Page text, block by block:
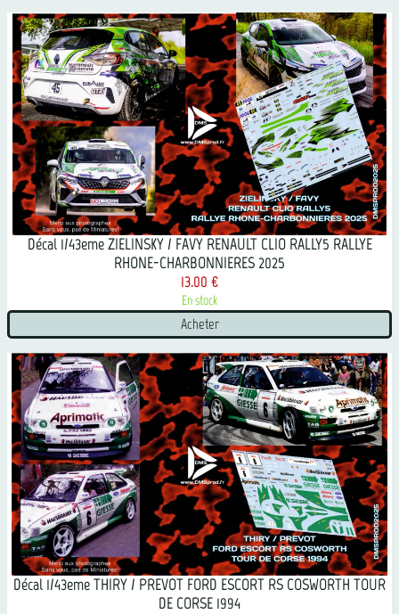
Décal 1/43eme ZIELINSKY / FAVY RENAULT CLIO RALLY5 RALLYE
RHONE-CHARBONNIERES 2025
13.00 €
En stock
Acheter
Décal 1/43eme THIRY / PREVOT FORD ESCORT RS COSWORTH TOUR
DE CORSE 1994